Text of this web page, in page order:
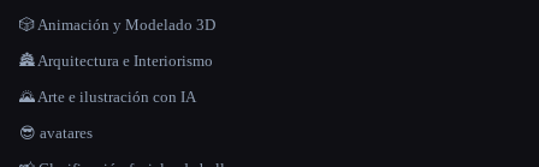
🎲 Animación y Modelado 3D
🏯 Arquitectura e Interiorismo
🌄 Arte e ilustración con IA
😎 avatares